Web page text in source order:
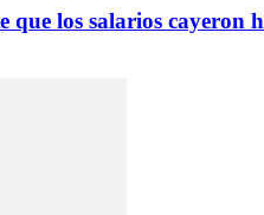
los salarios cayeron